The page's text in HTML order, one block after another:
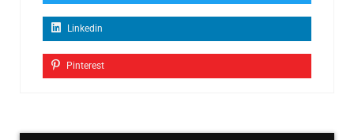
Linkedin
Pinterest